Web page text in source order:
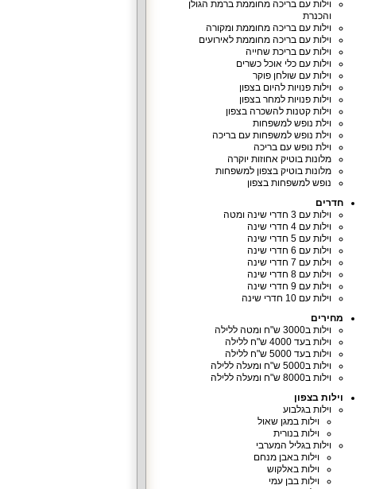
וילות עם בריכה מחוממת ברמת הגולן
והכנרת
וילות עם בריכה מחוממת ומקורה
וילות עם בריכה מחוממת לאירועים
וילות עם בריכת שחייה
וילות עם כלי אוכל כשרים
וילות עם שולחן פוקר
וילות פנויות להיום בצפון
וילות פנויות למחר בצפון
וילות קטנות להשכרה בצפון
וילת נופש למשפחות
וילת נופש למשפחות עם בריכה
וילת נופש עם בריכה
מלונות בוטיק אחוזות יוקרה
מלונות בוטיק בצפון למשפחות
נופש למשפחות בצפון
חדרים
וילות עם 3 חדרי שינה ומטה
וילות עם 4 חדרי שינה
וילות עם 5 חדרי שינה
וילות עם 6 חדרי שינה
וילות עם 7 חדרי שינה
וילות עם 8 חדרי שינה
וילות עם 9 חדרי שינה
וילות עם 10 חדרי שינה
מחירים
וילות ב3000 ש"ח ומטה ללילה
וילות בעד 4000 ש"ח ללילה
וילות בעד 5000 ש"ח ללילה
וילות ב5000 ש"ח ומעלה ללילה
וילות ב8000 ש"ח ומעלה ללילה
וילות בצפון
וילות בגלבוע
וילות במגן שאול
וילות בנורית
וילות בגליל המערבי
וילות באבן מנחם
וילות באלקוש
וילות בבן עמי